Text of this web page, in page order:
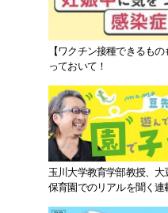
【ワクチン接種できるも
っておいて！
玉川大学教育学部教授、
保育園でのリアルを聞く連